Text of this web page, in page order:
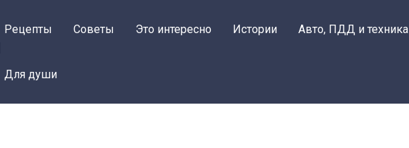
Рецепты Советы Это интересно Истории Авто, ПДД и техника
Для души